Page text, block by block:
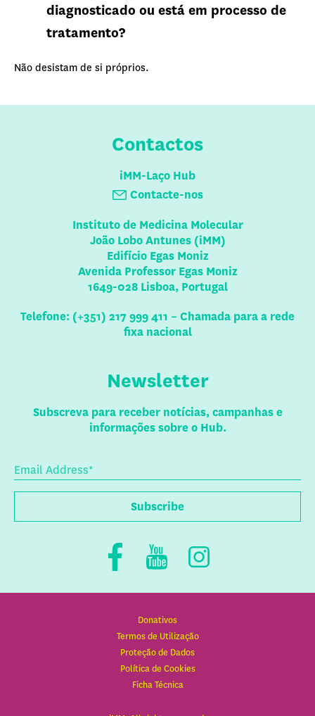
diagnosticado ou está em processo de
tratamento?
Não desistam de si próprios.
Contactos
iMM-Laço Hub
Contacte-nos
Instituto de Medicina Molecular
João Lobo Antunes (iMM)
Edifício Egas Moniz
Avenida Professor Egas Moniz
1649-028 Lisboa, Portugal
Telefone: (+351) 217 999 411 – Chamada para a rede
fixa nacional
Newsletter
Subscreva para receber notícias, campanhas e
informações sobre o Hub.
Donativos
Termos de Utilização
Proteção de Dados
Política de Cookies
Ficha Técnica